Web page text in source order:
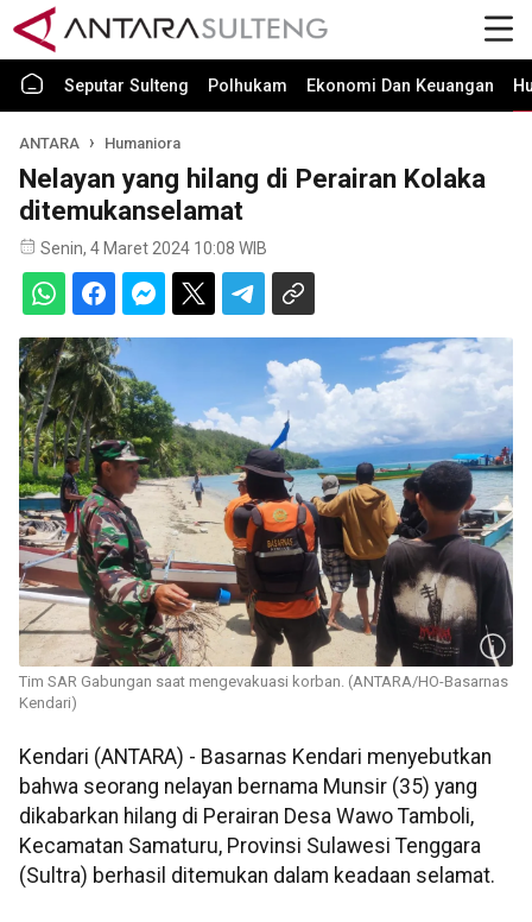
Seputar Sulteng Polhukam Ekonomi Dan Keuangan
ANTARA Humaniora
Nelayan yang hilang di Perairan Kolaka
ditemukanselamat
Senin, 4 Maret 2024 10:08 WIB
Tim SAR Gabungan saat mengevakuasi korban. (ANTARA/HO-Basarnas
Kendari)
Kendari (ANTARA) - Basarnas Kendari menyebutkan
bahwa seorang nelayan bernama Munsir (35) yang
dikabarkan hilang di Perairan Desa Wawo Tamboli,
Kecamatan Samaturu, Provinsi Sulawesi Tenggara
(Sultra) berhasil ditemukan dalam keadaan selamat.